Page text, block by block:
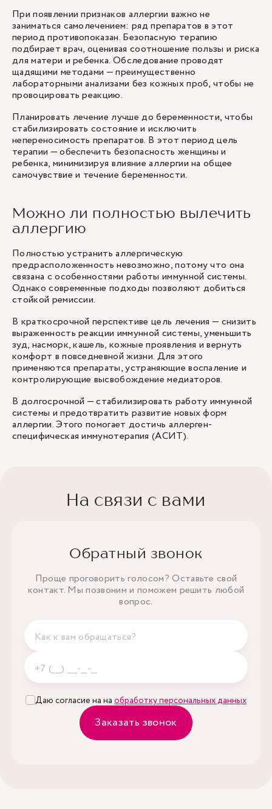
При появлении признаков аллергии важно не
заниматься самолечением: ряд препаратов в этот
период противопоказан. Безопасную терапию
подбирает врач, оценивая соотношение пользы и риска
для матери и ребенка. Обследование проводят
щадящими методами — преимущественно
лабораторными анализами без кожных проб, чтобы не
провоцировать реакцию.
Планировать лечение лучше до беременности, чтобы
стабилизировать состояние и исключить
непереносимость препаратов. В этот период цель
терапии — обеспечить безопасность женщины и
ребенка, минимизируя влияние аллергии на общее
самочувствие и течение беременности.
Можно ли полностью вылечить
аллергию
Полностью устранить аллергическую
предрасположенность невозможно, потому что она
связана с особенностями работы иммунной системы.
Однако современные подходы позволяют добиться
стойкой ремиссии.
В краткосрочной перспективе цель лечения — снизить
выраженность реакции иммунной системы, уменьшить
зуд, насморк, кашель, кожные проявления и вернуть
комфорт в повседневной жизни. Для этого
применяются препараты, устраняющие воспаление и
контролирующие высвобождение медиаторов.
В долгосрочной — стабилизировать работу иммунной
системы и предотвратить развитие новых форм
аллергии. Этого помогает достичь аллерген-
специфическая иммунотерапия (АСИТ).
На связи с вами
Обратный звонок
Проще проговорить голосом? Оставьте свой
контакт. Мы позвоним и поможем решить любой
вопрос.
Даю согласие на на обработку персональных данных
Заказать звонок